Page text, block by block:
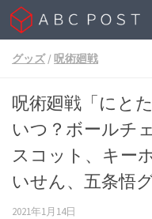
Skip to content
グッズ /呪術廻戦
呪術廻戦「にと
いつ？ボールチ
スコット、キー
いせん、五条悟
2021年1月14日